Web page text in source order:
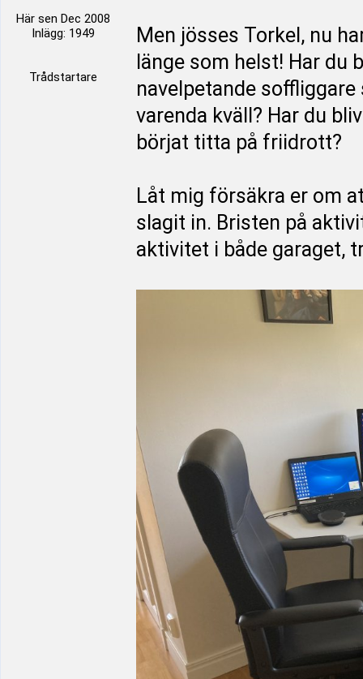
Här sen Dec 2008
Inlägg: 1949
Trådstartare
Men jösses Torkel, nu
länge som helst! Har du
navelpetande
varenda kväll? Har du
börjat titta på friidrott?
Låt mig försäkra er om
slagit in. Bristen på
aktivitet i både garaget,